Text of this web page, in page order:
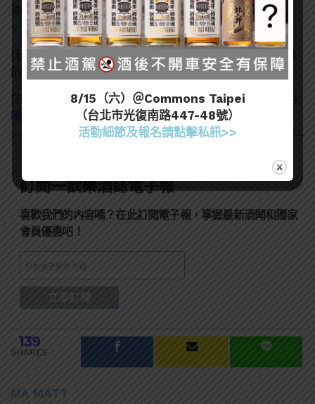
沖繩獨特的咖啡＋酒喝法「泡盛咖啡（泡盛コーヒ
ー）」
[日本酒知識] 「出汁割り」日式高湯＋清酒- 飽含旨味
的味覺衝擊
[日本酒知識] 什麼是「魚鰭酒」？讓清酒變美味的特色
喝法
訂閱一飲樂酒誌電子報
喜歡我們的內容嗎？在此訂閱電子報，掌握最新酒聞和獨家
會員優惠吧！
139
SHARES
MA MATT
8/15（六）＠Commons Taipei
（台北市光復南路447-48號）
活動細節及報名請點擊私訊>>